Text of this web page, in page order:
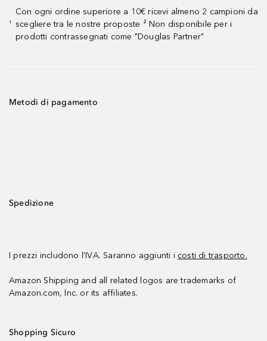
¹
Con ogni ordine superiore a 10€ ricevi almeno 2 campioni da
scegliere tra le nostre proposte ² Non disponibile per i
prodotti contrassegnati come "Douglas Partner"
Metodi di pagamento
Spedizione
I prezzi includono l’IVA. Saranno aggiunti i costi di trasporto.
Amazon Shipping and all related logos are trademarks of
Amazon.com, Inc. or its affiliates.
Shopping Sicuro